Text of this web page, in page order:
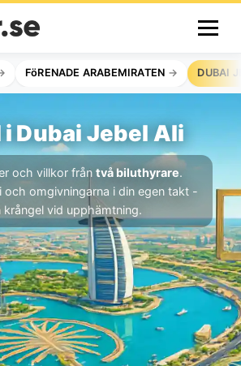
FöRENADE ARABEMIRATEN DUBAI
Dubai Jebel Ali
och villkor från två biluthyrare.
och omgivningarna i din egen takt -
krångel vid upphämtning.